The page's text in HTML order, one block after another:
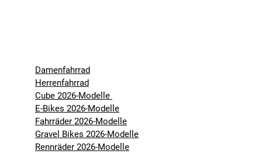
Damenfahrrad
Herrenfahrrad
Cube 2026-Modelle
E-Bikes 2026-Modelle
Fahrräder 2026-Modelle
Gravel Bikes 2026-Modelle
Rennräder 2026-Modelle